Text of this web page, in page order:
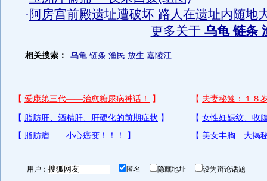
·阿房宫前殿遗址遭破坏 路人在遗址内随地
更多关于 乌龟 链条
相关搜索： 乌龟 链条 渔民 放生 嘉陵江
用户： 匿名 隐藏地址 设为辩论话题